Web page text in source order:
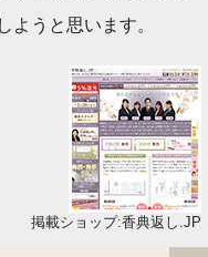
ようと思います。
掲載ショップ:香典返し.JP